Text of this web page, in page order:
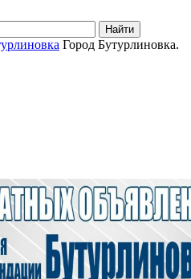
Найти
Город Бутурлиновка.